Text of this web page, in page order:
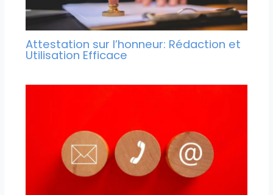
Attestation sur l’honneur: Rédaction et
Utilisation Efficace